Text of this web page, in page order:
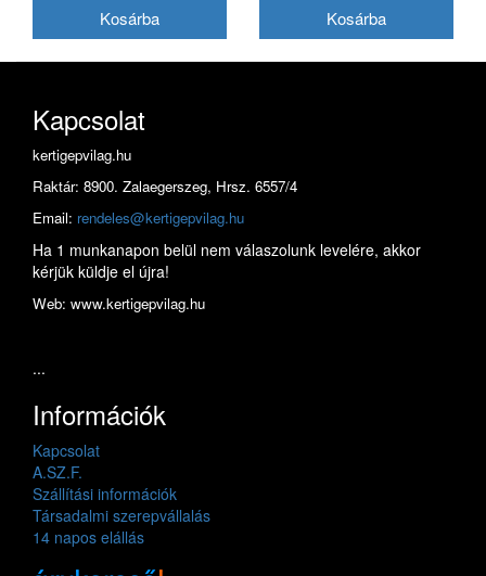
Kapcsolat
kertigepvilag.hu
Raktár: 8900. Zalaegerszeg, Hrsz. 6557/4
Email: rendeles@kertigepvilag.hu
Ha 1 munkanapon belül nem válaszolunk levelére, akkor
kérjük küldje el újra!
Web: www.kertigepvilag.hu
...
Információk
Kapcsolat
A.SZ.F.
Szállítási információk
Társadalmi szerepvállalás
14 napos elállás